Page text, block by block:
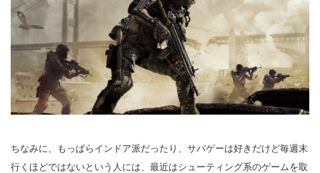
ちなみに、もっぱらインドア派だったり、サバゲーは好きだけど毎週末
行くほどではないという人には、最近はシューティング系のゲームを取